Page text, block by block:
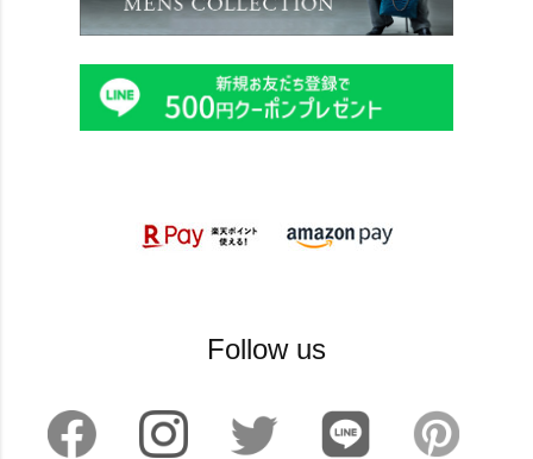
Follow us